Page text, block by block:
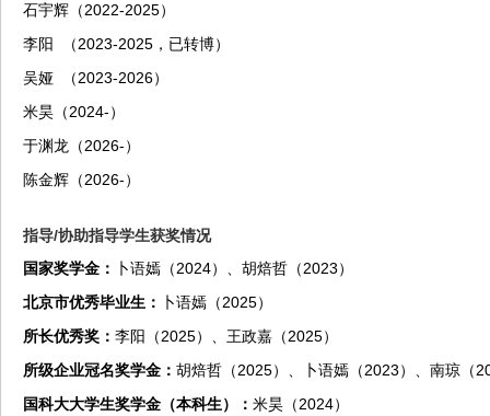
石宇辉 （2022-2025）
李阳 （2023-2025，已转博）
吴娅 （2023-2026）
米昊 （2024-）
于渊龙 （2026-）
陈金辉（2026-）
指导/协助指导学生获奖情况
国家奖学金：
卜语嫣（2024）、胡焙哲（2023）
北京市优秀毕业生：
卜语嫣（2025）
所长优秀奖： 李阳（2025）、王政嘉（2025）
所级企业冠名奖学金： 胡焙哲（2025）、卜语嫣（2023）、南琼（
国科大大学生奖学金（本科生）： 米昊（2024）